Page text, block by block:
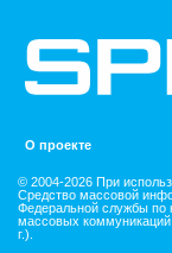
О проекте
© 2004-2026 При
Средство массовой
Федеральной службы по
массовых
г.).